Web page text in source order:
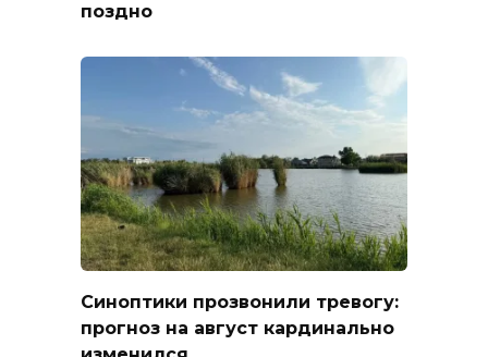
поздно
Синоптики прозвонили тревогу:
прогноз на август кардинально